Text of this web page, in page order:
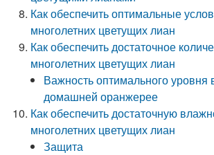
Как обеспечить оптимальные
многолетних цветущих лиан
Как обеспечить достаточное
многолетних цветущих лиан
Важность оптимального уровня
домашней оранжерее
Как обеспечить достаточную
многолетних цветущих лиан
Защита